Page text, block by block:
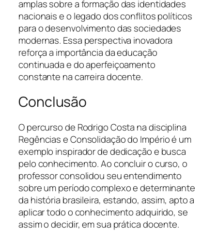
amplas sobre a formação das identidades
nacionais e o legado dos conflitos políticos
para o desenvolvimento das sociedades
modernas. Essa perspectiva inovadora
reforça a importância da educação
continuada e do aperfeiçoamento
constante na carreira docente.
Conclusão
O percurso de Rodrigo Costa na disciplina
Regências e Consolidação do Império é um
exemplo inspirador de dedicação e busca
pelo conhecimento. Ao concluir o curso, o
professor consolidou seu entendimento
sobre um período complexo e determinante
da história brasileira, estando, assim, apto a
aplicar todo o conhecimento adquirido, se
assim o decidir, em sua prática docente.